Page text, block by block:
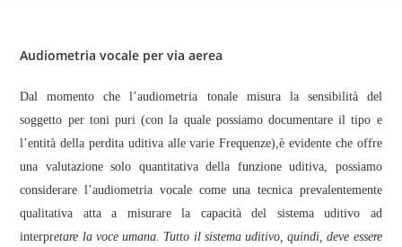
Audiometria vocale per via aerea
Dal momento che l’audiometria tonale misura la sensibilità del
soggetto per toni puri (con la quale possiamo documentare il tipo e
l’entità della perdita uditiva alle varie Frequenze),è evidente che offre
una valutazione solo quantitativa della funzione uditiva, possiamo
considerare l’audiometria vocale come una tecnica prevalentemente
qualitativa atta a misurare la capacità del sistema uditivo ad
interpretare la voce umana. Tutto il sistema uditivo, quindi, deve essere